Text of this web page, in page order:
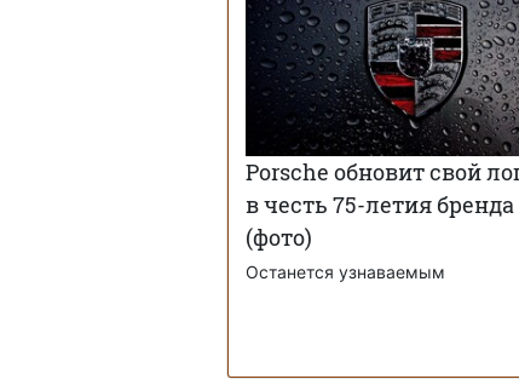
Porsche обновит свой
в честь 75-летия бренда
(фото)
Останется узнаваемым